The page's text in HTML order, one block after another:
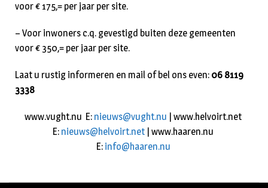
voor € 175,= per jaar per site.
– Voor inwoners c.q. gevestigd buiten deze gemeenten
voor € 350,= per jaar per site.
Laat u rustig informeren en mail of bel ons even: 06 8119
3338
www.vught.nu E: nieuws@vught.nu | www.helvoirt.net
E: nieuws@helvoirt.net | www.haaren.nu
E: info@haaren.nu